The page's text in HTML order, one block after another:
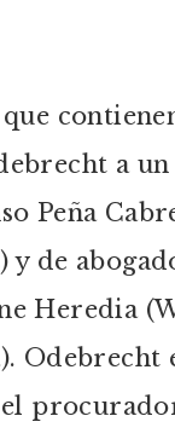
a
Peña
y de
Heredia
el